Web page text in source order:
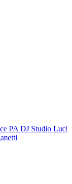
PA DJ Studio Luci